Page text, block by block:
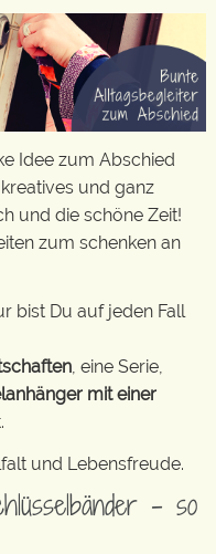
Idee zum Abschied
und ganz
und die schöne Zeit!
zum schenken an
bist Du auf jeden Fall
, eine Serie,
mit einer
und Lebensfreude.
– so